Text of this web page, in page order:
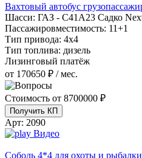
Вахтовый автобус
Шасси: ГАЗ - С41А23 Садко
Пассажировместимость: 11+1
Тип привода: 4х4
Тип топлива: дизель
Лизинговый платёж
от 170650 ₽ / мес.
Стоимость от 8700000 ₽
Получить КП
Арт: 2090
Видео
Соболь 4*4 для охоты и рыбалки